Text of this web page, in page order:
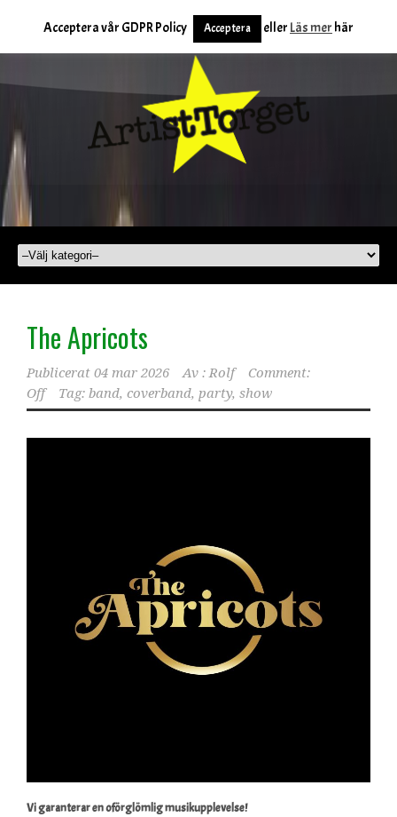
The Apricots
Publicerat 04 mar 2026 Av : Rolf
Comment:
Off
Tag: band, coverband, party, show
Vi garanterar en oförglömlig musikupplevelse!
Acceptera vår GDPR Policy Acceptera eller Läs mer här